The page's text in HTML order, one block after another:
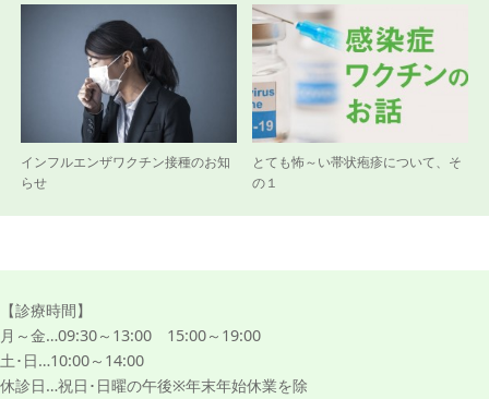
インフルエンザワクチン接種のお知
らせ
とても怖～い帯状疱疹について、そ
の１
【診療時間】
月～金…09:30～13:00 15:00～19:00
土･日…10:00～14:00
休診日…祝日･日曜の午後※年末年始休業を除